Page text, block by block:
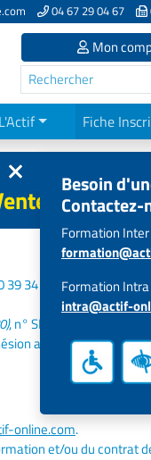
04 67 29 04 67
Mon
L'Actif Fiche
39 34 auprès de la
, n° SIRET 303 544 324
aux présentes
online.com.
et/ou du contrat
Besoin
Contactez-
Formation Inter
Formation Intra
intra@actif-